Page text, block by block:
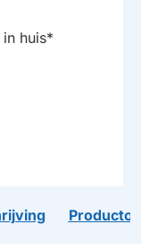
in huis*